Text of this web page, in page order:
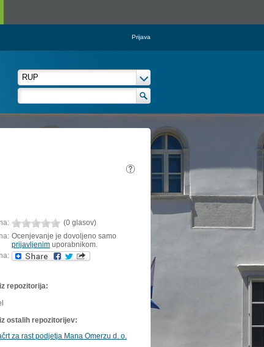
Prijava
(0 glasov)
Ocenjevanje je dovoljeno samo
prijavljenim uporabnikom.
repozitorija:
ostalih repozitorijev:
za rast podjetja Mana Omerzu d. o.